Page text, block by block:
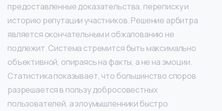
предоставленные доказательства, переписку и
историю репутации участников. Решение арбитра
является окончательным и обжалованию не
подлежит. Система стремится быть максимально
объективной, опираясь на факты, а не на эмоции.
Статистика показывает, что большинство споров
разрешается в пользу добросовестных
пользователей, а злоумышленники быстро